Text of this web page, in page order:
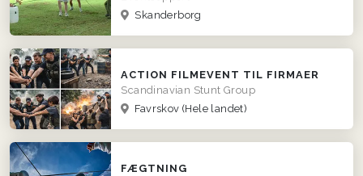
Skanderborg
ACTION FILMEVENT TIL FIRMAER
Scandinavian Stunt Group
Favrskov (Hele landet)
FÆGTNING